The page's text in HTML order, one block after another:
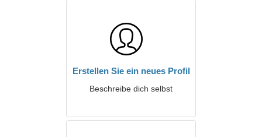
Erstellen Sie ein neues Profil
Beschreibe dich selbst